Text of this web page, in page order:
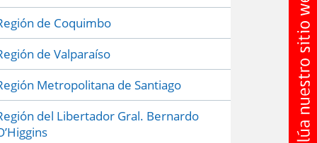
de Coquimbo
de Valparaíso
Metropolitana de Santiago
del Libertador Gral. Bernardo